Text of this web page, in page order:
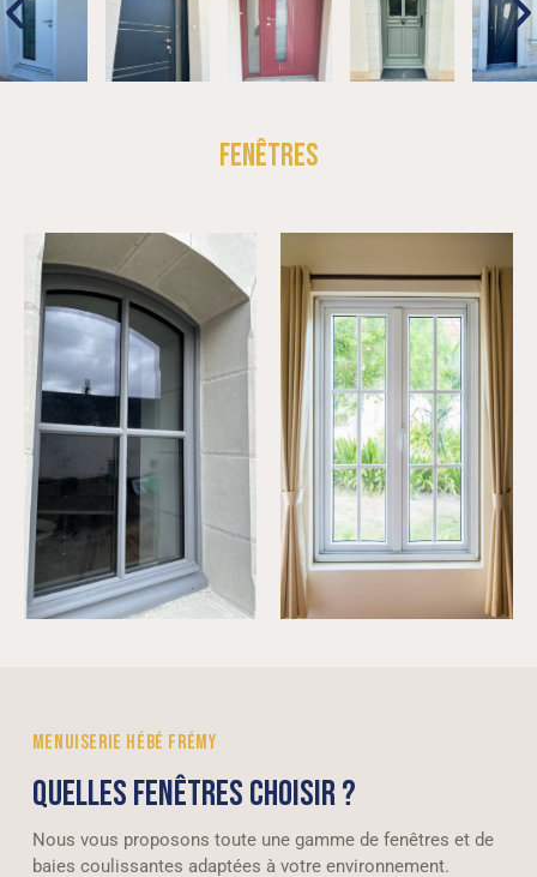
FENÊTRES
MENUISERIE HÉBÉ FRÉMY
QUELLES FENÊTRES CHOISIR ?
Nous vous proposons toute une gamme de fenêtres et de
baies coulissantes adaptées à votre environnement.